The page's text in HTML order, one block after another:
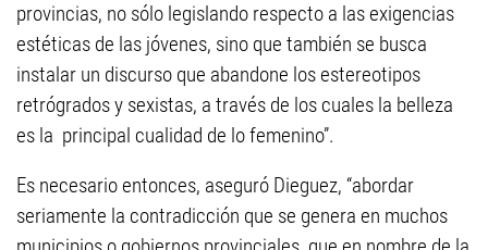
provincias, no sólo legislando respecto a las exigencias
estéticas de las jóvenes, sino que también se busca
instalar un discurso que abandone los estereotipos
retrógrados y sexistas, a través de los cuales la belleza
es la principal cualidad de lo femenino”.
Es necesario entonces, aseguró Dieguez, “abordar
seriamente la contradicción que se genera en muchos